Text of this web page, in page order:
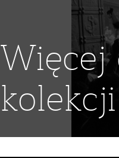
Więcej
kolekcji